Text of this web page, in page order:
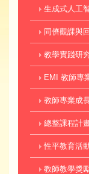
生成式人工
同儕觀課與
教學實踐研
EMI 教師專
教師專業成
總整課程計
性平教育活
教師教學獎